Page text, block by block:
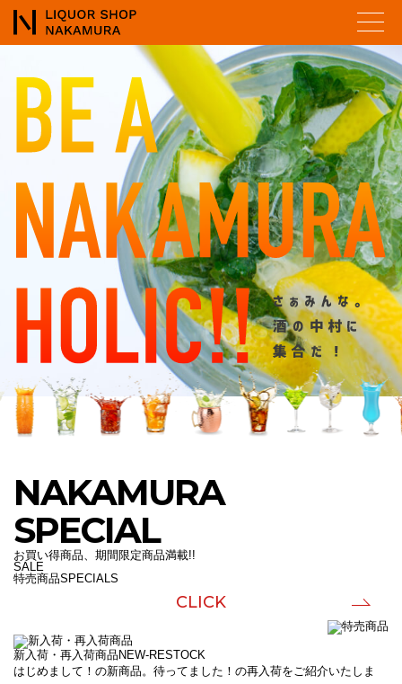
NAKAMURA
SPECIAL
お買い得商品、期間限定商品満載!!
SALE
特売商品SPECIALS
CLICK
新入荷・再入荷商品 NEW-RESTOCK
はじめまして！の新商品。待ってました！の再入荷をご紹介いたしま